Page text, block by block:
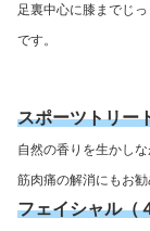
足裏中心に膝までじ
です。
スポーツトリー
自然の香りを生かし
筋肉痛の解消にもお勧
フェイシャル（